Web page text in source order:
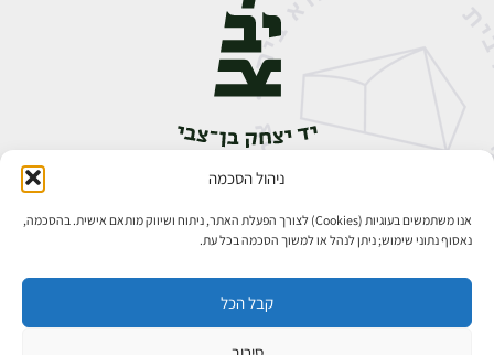
ניהול הסכמה
אנו משתמשים בעוגיות (Cookies) לצורך הפעלת האתר, ניתוח ושיווק מותאם אישית. בהסכמה,
נאסוף נתוני שימוש; ניתן לנהל או למשוך הסכמה בכל עת.
קבל הכל
אבן גבירול 14, רחביה, ירושלים